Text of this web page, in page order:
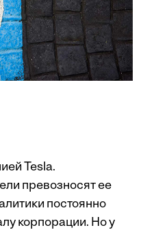
Tesla.
превозносят ее
постоянно
корпорации. Но у